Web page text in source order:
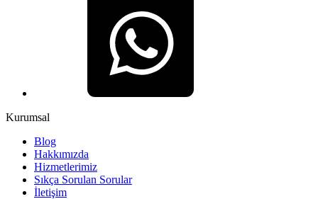
Kurumsal
Blog
Hakkımızda
Hizmetlerimiz
Sıkça Sorulan Sorular
İletişim